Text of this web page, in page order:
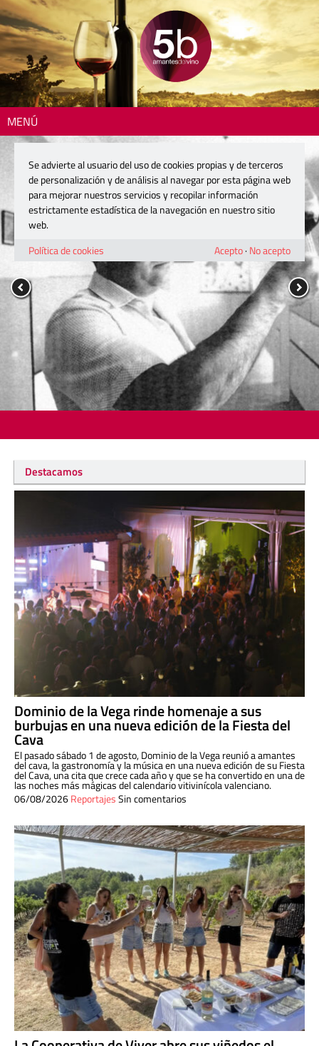
MENÚ
Destacamos
Dominio de la Vega rinde homenaje a sus
burbujas en una nueva edición de la Fiesta del
Cava
El pasado sábado 1 de agosto, Dominio de la Vega reunió a amantes
del cava, la gastronomía y la música en una nueva edición de su Fiesta
del Cava, una cita que crece cada año y que se ha convertido en una de
las noches más mágicas del calendario vitivinícola valenciano.
06/08/2026ReportajesSin comentarios
Se advierte al usuario del uso de cookies propias y de terceros
de personalización y de análisis al navegar por esta página web
para mejorar nuestros servicios y recopilar información
estrictamente estadística de la navegación en nuestro sitio
web.
Política de cookies
Acepto· No acepto